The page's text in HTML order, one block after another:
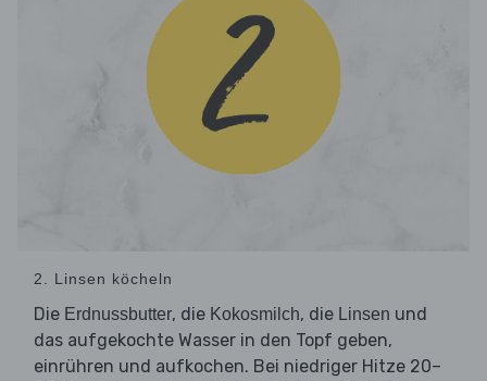
2. Linsen köcheln
Die Erdnussbutter, die Kokosmilch, die Linsen und
das aufgekochte Wasser in den Topf geben,
einrühren und aufkochen. Bei niedriger Hitze 20–